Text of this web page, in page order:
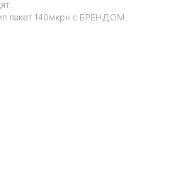
пакет 140мкрн с БРЕНДОМ